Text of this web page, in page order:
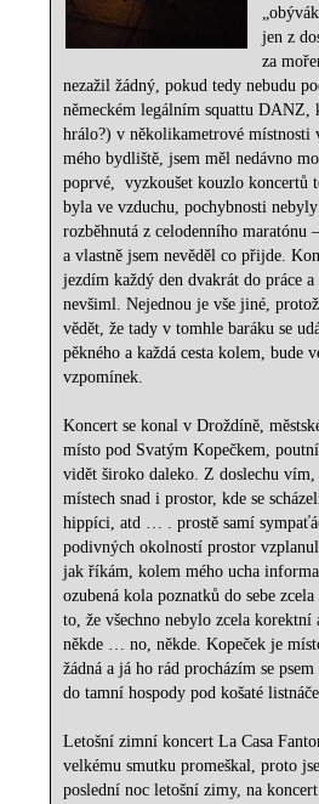
jen z
za
nezažil žádný, pokud tedy nebudu
německém legálním squattu DANZ,
hrálo?) v několikametrové místnosti
mého bydliště, jsem měl nedávno
poprvé, vyzkoušet kouzlo koncertů
byla ve vzduchu, pochybnosti
rozběhnutá z celodenního maratónu
a vlastně jsem nevěděl co přijde.
jezdím každý den dvakrát do práce
nevšiml. Nejednou je vše jiné,
vědět, že tady v tomhle baráku se
pěkného a každá cesta kolem, bude
vzpomínek.
Koncert se konal v Droždíně,
místo pod Svatým Kopečkem,
vidět široko daleko. Z doslechu
místech snad i prostor, kde se
hippíci, atd … . prostě samí
podivných okolností prostor
jak říkám, kolem mého ucha
ozubená kola poznatků do sebe
to, že všechno nebylo zcela korektní
někde … no, někde. Kopeček je
žádná a já ho rád procházím se
do tamní hospody pod košaté
Letošní zimní koncert La Casa
velkému smutku promeškal, proto
poslední noc letošní zimy, na